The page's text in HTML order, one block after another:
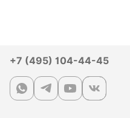
+7 (495) 104-44-45